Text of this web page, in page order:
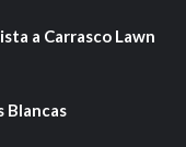
a Carrasco Lawn
Blancas